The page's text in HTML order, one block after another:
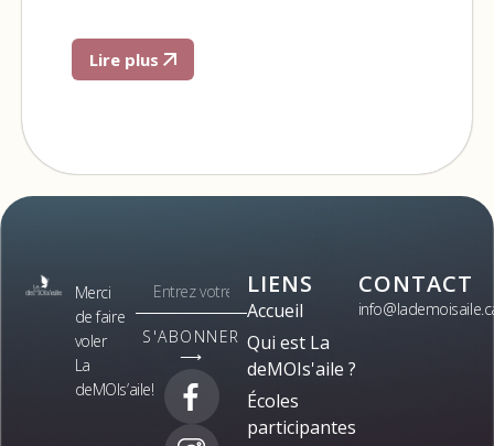
Lire plus
Merci
de faire
voler
La
deMOIs’aile!
S'ABONNER
⟶
LIENS
Accueil
Qui est La
deMOIs'aile ?
Écoles
participantes
CONTACT